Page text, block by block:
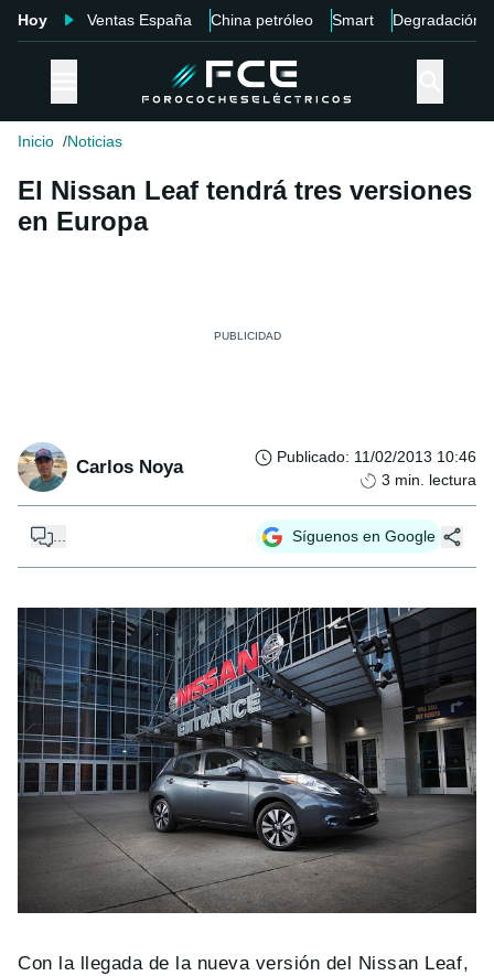
Hoy Ventas España China petróleo Smart Degradación
Inicio Noticias
El Nissan Leaf tendrá tres versiones
en Europa
Carlos Noya Publicado: 11/02/2013 10:46
3 min. lectura
... Síguenos en Google
Con la llegada de la nueva versión del Nissan Leaf,